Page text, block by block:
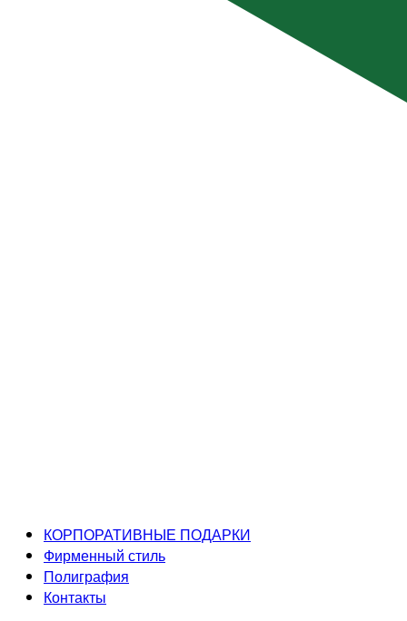
КОРПОРАТИВНЫЕ ПОДАРКИ
Фирменный стиль
Полиграфия
Контакты